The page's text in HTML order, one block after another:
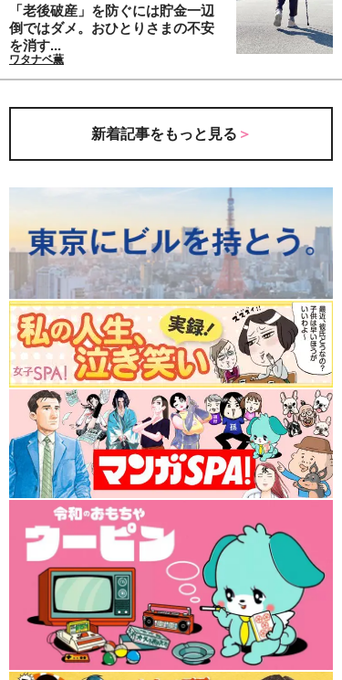
「老後破産」を防ぐには貯金一辺
倒ではダメ。おひとりさまの不安
を消す...
ワタナベ薫
新着記事をもっと見る